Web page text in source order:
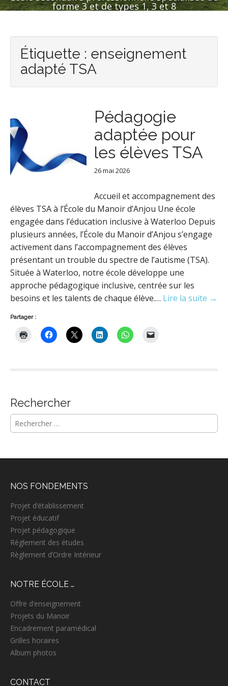
forme 3 et de types 1, 3 et 8
Étiquette : enseignement
adapté TSA
Pédagogie
adaptée pour
les élèves TSA
26 mai 2026
Accueil et accompagnement des
élèves TSA à l’École du Manoir d’Anjou Une école
engagée dans l’éducation inclusive à Waterloo Depuis
plusieurs années, l’École du Manoir d’Anjou s’engage
activement dans l’accompagnement des élèves
présentant un trouble du spectre de l’autisme (TSA).
Située à Waterloo, notre école développe une
approche pédagogique inclusive, centrée sur les
besoins et les talents de chaque élève.… Lire la suite →
Partager :
Rechercher
R
e
e
h
p
o
u
r
NOS FONDEMENTS
Projet d’établissement
Projet éducatif
Projet pédagogique
Règlement des études
Règlement d’Ordre Intérieur
NOTRE ÉCOLE …
Offre d’enseignement
Projets du Manoir
Encadrement paramédical
Grilles horaires
Album photos
CONTACT